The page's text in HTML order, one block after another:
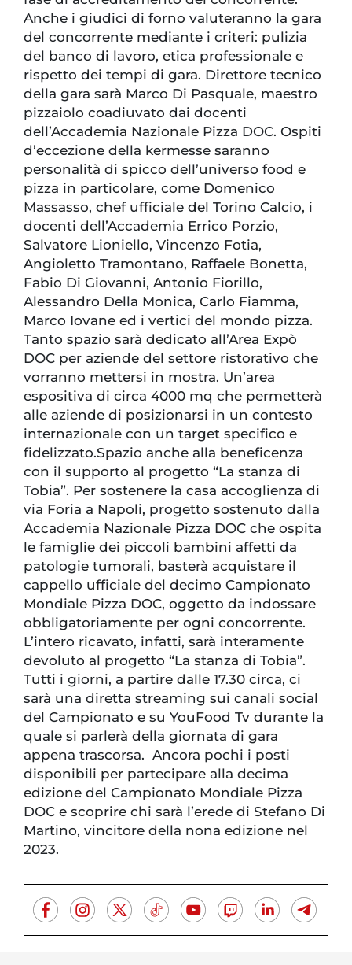
Anche i giudici di forno valuteranno la gara
del concorrente mediante i criteri: pulizia
del banco di lavoro, etica professionale e
rispetto dei tempi di gara. Direttore tecnico
della gara sarà Marco Di Pasquale, maestro
pizzaiolo coadiuvato dai docenti
dell’Accademia Nazionale Pizza DOC. Ospiti
d’eccezione della kermesse saranno
personalità di spicco dell’universo food e
pizza in particolare, come Domenico
Massasso, chef ufficiale del Torino Calcio, i
docenti dell’Accademia Errico Porzio,
Salvatore Lioniello, Vincenzo Fotia,
Angioletto Tramontano, Raffaele Bonetta,
Fabio Di Giovanni, Antonio Fiorillo,
Alessandro Della Monica, Carlo Fiamma,
Marco Iovane ed i vertici del mondo pizza.
Tanto spazio sarà dedicato all’Area Expò
DOC per aziende del settore ristorativo che
vorranno mettersi in mostra. Un’area
espositiva di circa 4000 mq che permetterà
alle aziende di posizionarsi in un contesto
internazionale con un target specifico e
fidelizzato.Spazio anche alla beneficenza
con il supporto al progetto “La stanza di
Tobia”. Per sostenere la casa accoglienza di
via Foria a Napoli, progetto sostenuto dalla
Accademia Nazionale Pizza DOC che ospita
le famiglie dei piccoli bambini affetti da
patologie tumorali, basterà acquistare il
cappello ufficiale del decimo Campionato
Mondiale Pizza DOC, oggetto da indossare
obbligatoriamente per ogni concorrente.
L’intero ricavato, infatti, sarà interamente
devoluto al progetto “La stanza di Tobia”.
Tutti i giorni, a partire dalle 17.30 circa, ci
sarà una diretta streaming sui canali social
del Campionato e su YouFood Tv durante la
quale si parlerà della giornata di gara
appena trascorsa. Ancora pochi i posti
disponibili per partecipare alla decima
edizione del Campionato Mondiale Pizza
DOC e scoprire chi sarà l’erede di Stefano Di
Martino, vincitore della nona edizione nel
2023.